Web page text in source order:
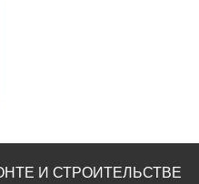
И СТРОИТЕЛЬСТВЕ